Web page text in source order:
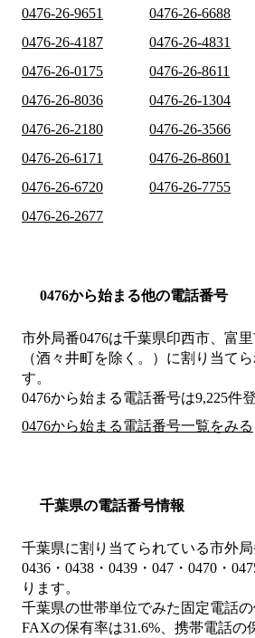
0476-26-9651
0476-26-6688
0476-26-4187
0476-26-4831
0476-26-0175
0476-26-8611
0476-26-8036
0476-26-1304
0476-26-2180
0476-26-3566
0476-26-6171
0476-26-8601
0476-26-6720
0476-26-7755
0476-26-2677
0476から始まる他の電話番号
市外局番0476は千葉県印西市、富
（酒々井町を除く。） に割り当て
す。
0476から始まる電話番号は9,225件
0476から始まる電話番号一覧をみる
千葉県の電話番号情報
千葉県に割り当てられている市外局
0436・0438・0439・047・0470・
ります。
千葉県の世帯単位でみた固定電話の
FAXの保有率は31.6%、携帯電話の